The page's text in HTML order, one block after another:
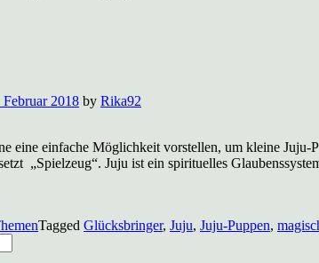
Februar 2018 by Rika92
eine einfache Möglichkeit vorstellen, um kleine
„Spielzeug“. Juju ist ein spirituelles
Tagged Glücksbringer, Juju, Juju-Puppen,